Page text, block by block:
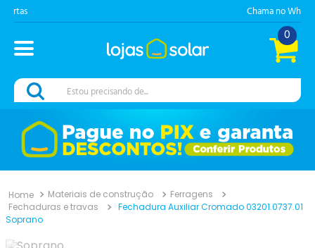
0
Estou precisando de...
Materiais de construção
Ferragens
Fechaduras e travas
Fechadura Auxiliar Cromado 03201.0737.01
Soprano